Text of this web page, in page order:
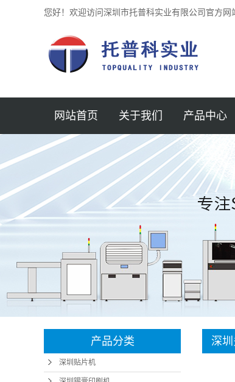
您好！欢迎访问深圳市托普科实业有限公司官方网
网站首页 关于我们
公司简介
新闻中心
企业文化
联系我们
服务支持
产品中心
深圳贴片机
深圳锡膏印刷机
深圳光学检测仪
仪
深圳回流焊
深圳AXI检测机
深圳SMT周边设
件
深圳智能制造
深圳半导体设备
产品分类
深圳贴片机
深